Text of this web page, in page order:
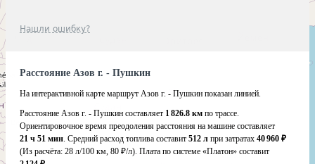
Нашли ошибку?
Расстояние Азов г. - Пушкин
На интерактивной карте маршрут Азов г. - Пушкин показан линией.
Расстояние Азов г. - Пушкин составляет 1 826.8 км по трассе.
Ориентировочное время преодоления расстояния на машине составляет
21 ч 51 мин. Средний расход топлива составит 512 л при затратах 40 960 ₽
(Из расчёта: 28 л/100 км, 80 ₽/л). Плата по системе «Платон» составит